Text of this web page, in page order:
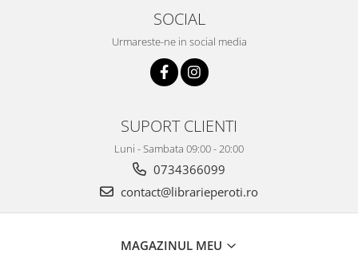
SOCIAL
Urmareste-ne in social media
SUPORT CLIENTI
Luni - Sambata 09:00 - 20:00
0734366099
contact@librarieperoti.ro
MAGAZINUL MEU